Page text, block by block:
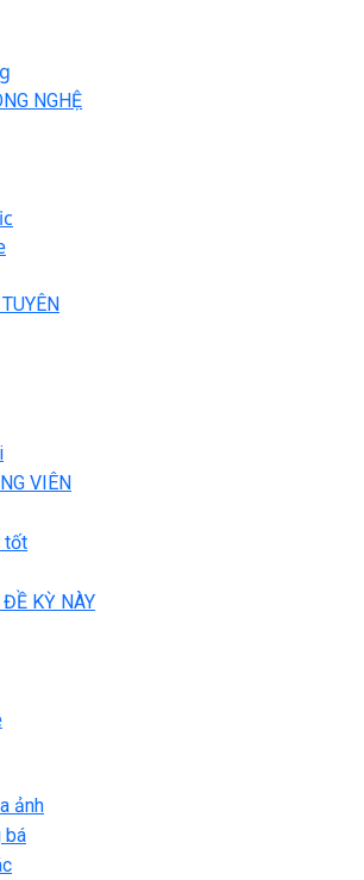
NGHỆ
VIÊN
tốt
KỲ NÀY
ảnh
bá